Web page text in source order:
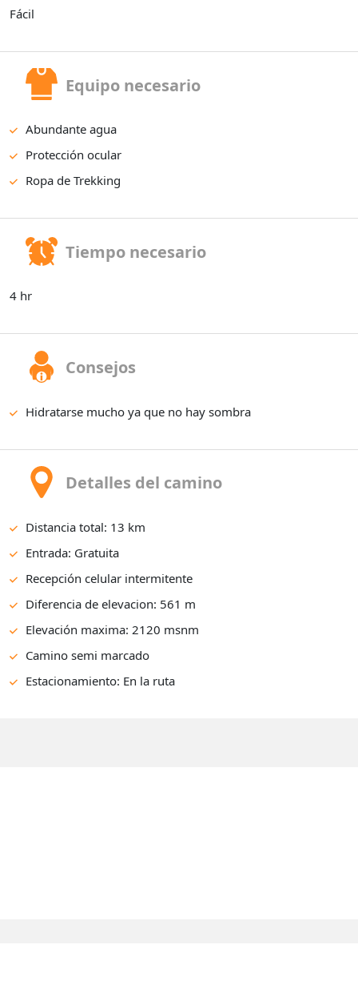
Fácil
Equipo necesario
Abundante agua
Protección ocular
Ropa de Trekking
Tiempo necesario
4 hr
Consejos
Hidratarse mucho ya que no hay sombra
Detalles del camino
Distancia total: 13 km
Entrada: Gratuita
Recepción celular intermitente
Diferencia de elevacion: 561 m
Elevación maxima: 2120 msnm
Camino semi marcado
Estacionamiento: En la ruta